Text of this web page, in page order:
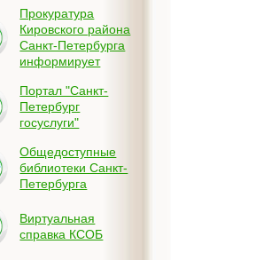
Прокуратура
Кировского района
Санкт-Петербурга
информирует
Портал "Санкт-
Петербург
госуслуги"
Общедоступные
библиотеки Санкт-
Петербурга
Виртуальная
справка КСОБ